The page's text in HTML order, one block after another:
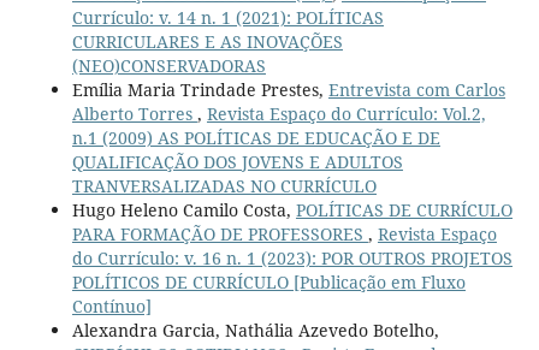
Currículo: v. 14 n. 1 (2021): POLÍTICAS
CURRICULARES E AS INOVAÇÕES
(NEO)CONSERVADORAS
Emília Maria Trindade Prestes, Entrevista com Carlos
Alberto Torres , Revista Espaço do Currículo: Vol.2,
n.1 (2009) AS POLÍTICAS DE EDUCAÇÃO E DE
QUALIFICAÇÃO DOS JOVENS E ADULTOS
TRANVERSALIZADAS NO CURRÍCULO
Hugo Heleno Camilo Costa, POLÍTICAS DE CURRÍCULO
PARA FORMAÇÃO DE PROFESSORES , Revista Espaço
do Currículo: v. 16 n. 1 (2023): POR OUTROS PROJETOS
POLÍTICOS DE CURRÍCULO [Publicação em Fluxo
Contínuo]
Alexandra Garcia, Nathália Azevedo Botelho,